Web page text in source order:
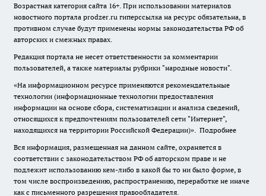
Возрастная категория сайта 16+. При использовании материалов
новостного портала prodzer.ru гиперссылка на ресурс обязательна, в
противном случае будут применены нормы законодательства РФ об
авторских и смежных правах.
Редакция портала не несет ответственности за комментарии
пользователей, а также материалы рубрики "народные новости".
«На информационном ресурсе применяются рекомендательные
технологии (информационные технологии предоставления
информации на основе сбора, систематизации и анализа сведений,
относящихся к предпочтениям пользователей сети "Интернет",
находящихся на территории Российской Федерации)». Подробнее
Вся информация, размещенная на данном сайте, охраняется в
соответствии с законодательством РФ об авторском праве и не
подлежит использованию кем-либо в какой бы то ни было форме, в
том числе воспроизведению, распространению, переработке не иначе
как с письменного разрешения правообладателя.